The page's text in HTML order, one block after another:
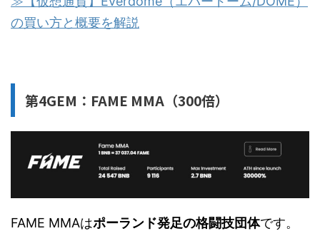
の買い方と概要を解説
第4GEM：FAME MMA（300倍）
FAME MMAはポーランド発足の格闘技団体です。